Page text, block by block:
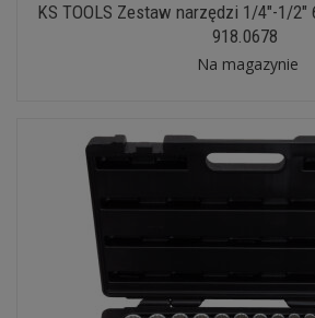
KS TOOLS Zestaw narzędzi 1/4"-1/2"
918.0678
Na magazynie